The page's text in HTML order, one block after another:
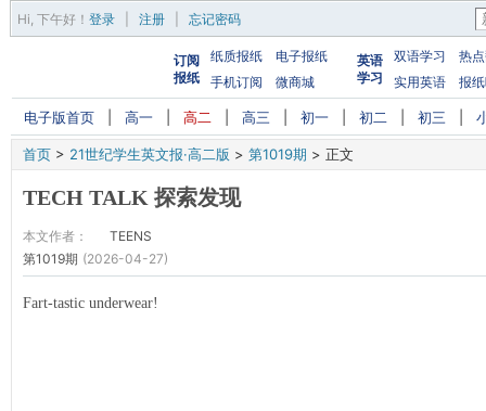
Hi, 下午好 ！ 登录 注册 忘记密码
订阅
报纸
纸质报纸
电子报纸
手机订阅
微商城
英语
学习
双语学习
热
实用英语
报
电子版首页 高一 高二 高三 初一 初二 初三
首页 > 21世纪学生英文报·高二版 > 第1019期 > 正文
TECH TALK 探索发现
本文作者：
TEENS
第1019期 (2026-04-27)
Fart-tastic underwear!